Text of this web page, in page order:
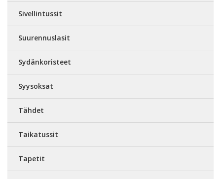
Sivellintussit
Suurennuslasit
Sydänkoristeet
Syysoksat
Tähdet
Taikatussit
Tapetit